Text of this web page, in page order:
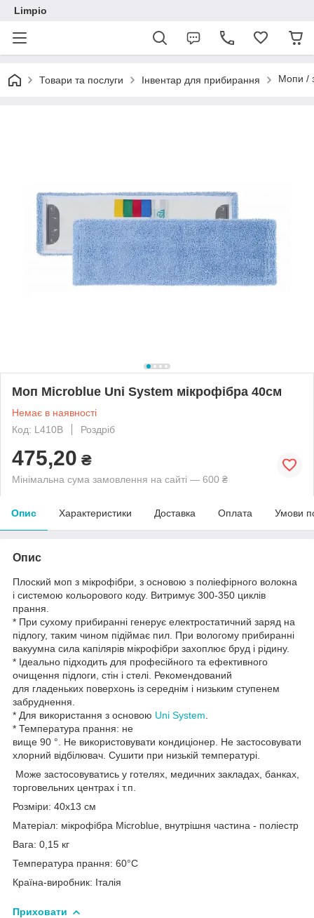
Limpio
Товари та послуги Інвентар для прибирання Мопи /
Моп Microblue Uni System мікрофібра 40см
Немає в наявності
Код: L410B
Роздріб
475,20 ₴
Мінімальна сума замовлення на сайті — 600 ₴
Опис Характеристики Доставка Оплата Умови
Опис
Плоский моп з мікрофібри, з основою з поліефірного волокна
і системою кольорового коду. Витримує 300-350 циклів
прання.
* При сухому прибиранні генерує електростатичний заряд на
підлогу, таким чином підіймає пил. При вологому прибиранні
вакуумна сила капілярів мікрофібри захоплює бруд і рідину.
* Ідеально підходить для професійного та ефективного
очищення підлоги, стін і стелі. Рекомендований
для гладеньких поверхонь із середнім і низьким ступенем
забруднення.
* Для використання з основою Uni System
* Температура прання: не
вище 90 °. Не використовувати кондиціонер. Не застосовувати
хлорний відбілювач. Сушити при низькій температурі.
Може застосовуватись у готелях, медичних закладах, банках,
торговельних центрах і т.п.
Розміри: 40х13 см
Матеріал: мікрофібра Microblue, внутрішня частина - поліестр
Вага: 0,15 кг
Температура прання: 60°С
Країна-виробник: Італія
Приховати